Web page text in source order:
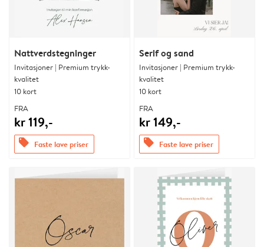
Nattverdstegninger
Invitasjoner | Premium trykk-
kvalitet
10 kort
FRA
kr 119,-
offers Faste lave priser
Serif og sand
Invitasjoner | Premium trykk-
kvalitet
10 kort
FRA
kr 149,-
offers Faste lave priser